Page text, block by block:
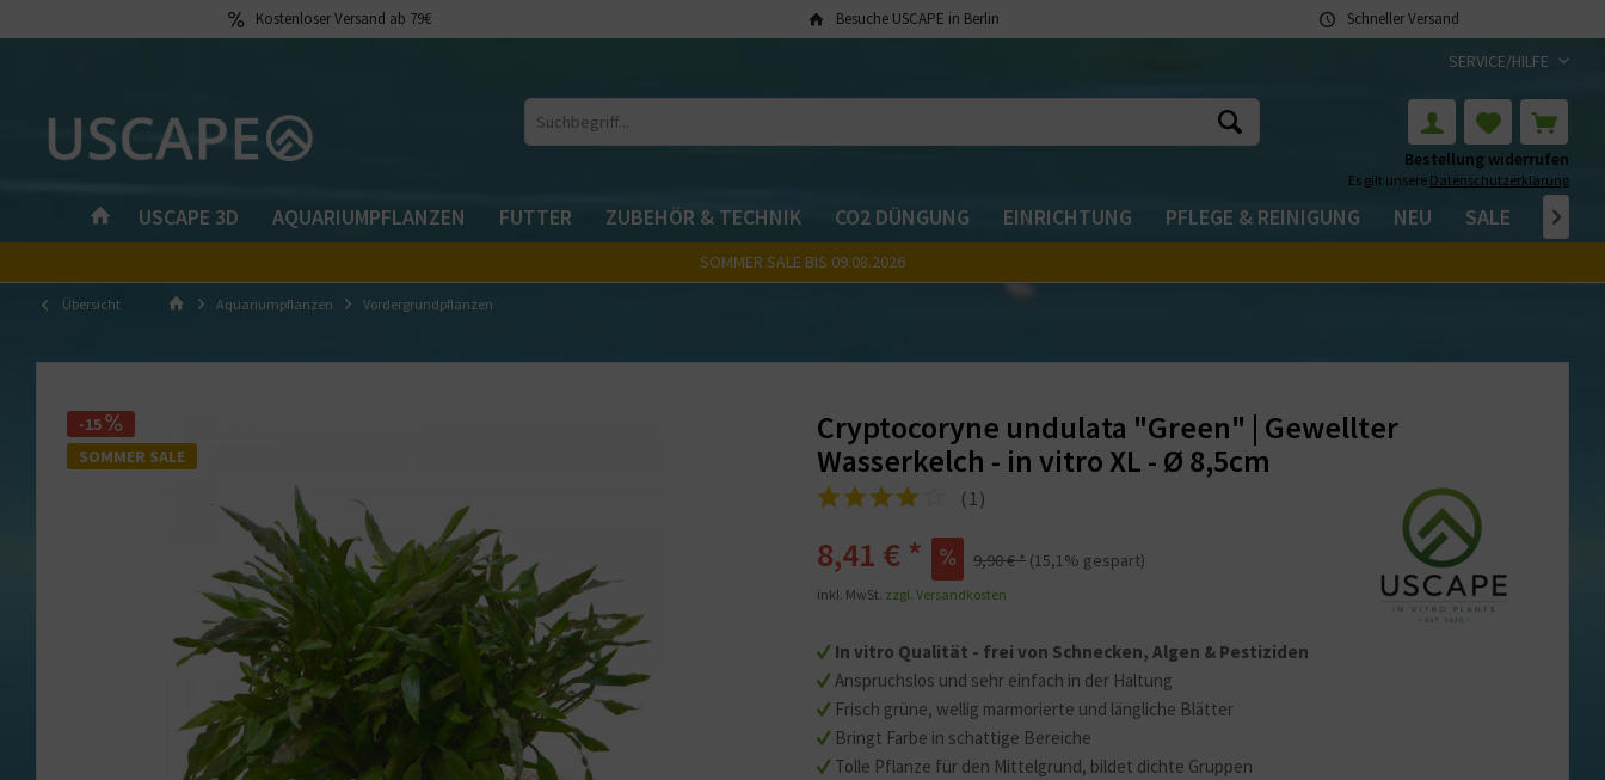
Kostenloser Versand ab 79€ Besuche USCAPE in Berlin Schneller Versand
SERVICE/HILFE
Bestellung widerrufen
Es gilt unsere Datenschutzerklärung
USCAPE 3D AQUARIUMPFLANZEN FUTTER ZUBEHÖR & TECHNIK CO2 DÜNGUNG EINRICHTUNG PFLEGE & REINIGUNG NEU SALE 
SOMMER SALE BIS 09.08.2026
Übersicht Aquariumpflanzen Vordergrundpflanzen
-15
SOMMER SALE
Cryptocoryne undulata "Green" | Gewellter
Wasserkelch - in vitro XL - Ø 8,5cm
(1)
In vitro Qualität - frei von Schnecken, Algen & Pestiziden
Anspruchslos und sehr einfach in der Haltung
Frisch grüne, wellig marmorierte und längliche Blätter
Bringt Farbe in schattige Bereiche
Tolle Pflanze für den Mittelgrund, bildet dichte Gruppen
8,41 €* 9,90 €* (15,1% gespart)
inkl. MwSt. zzgl. Versandkosten